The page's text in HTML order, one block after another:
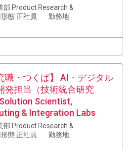
部 Product Research &
形態 正社員
勤務地
職・つくば】 AI・デジタル
発担当（技術統合研究
Scientist,
& Integration Labs
部 Product Research &
形態 正社員
勤務地